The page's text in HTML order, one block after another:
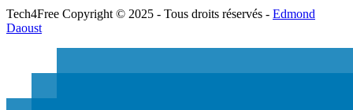
Tech4Free Copyright © 2025 - Tous droits réservés - Edmond
Daoust